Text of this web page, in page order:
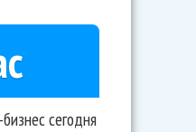
сегодня